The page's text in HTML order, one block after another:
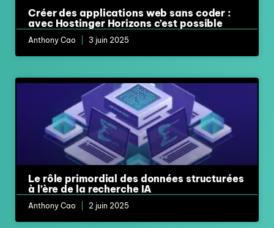
Créer des applications web sans coder :
avec Hostinger Horizons c’est possible
Anthony Cao 3 juin 2025
Le rôle primordial des données structurées
à l’ère de la recherche IA
Anthony Cao 2 juin 2025